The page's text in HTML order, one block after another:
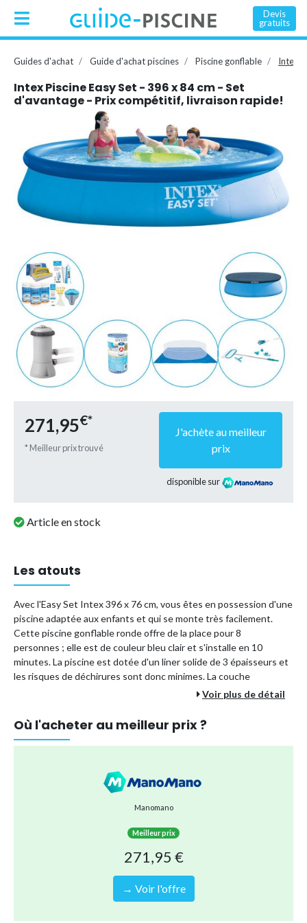
Devis
gratuits
Guides d'achat Guide d'achat piscines Piscine gonflable Intex
Intex Piscine Easy Set - 396 x 84 cm - Set
d'avantage - Prix compétitif, livraison rapide!
271,95€*
* Meilleur prix trouvé
J'achète au meilleur
prix
disponible sur
Article en stock
Les atouts
Avec l'Easy Set Intex 396 x 76 cm, vous êtes en possession d'une
piscine adaptée aux enfants et qui se monte très facilement.
Cette piscine gonflable ronde offre de la place pour 8
personnes ; elle est de couleur bleu clair et s'installe en 10
minutes. La piscine est dotée d'un liner solide de 3 épaisseurs et
les risques de déchirures sont donc minimes. La couche
intérieure est en polyester, et donc adaptée aux enfants.
besoin pour un entretien optimal de votre piscine.
Caractéristiques piscine :
396 x 76 cm
8 personnes
✔ Prête en 10 minutes
✔ Adaptée aux enfants et matériaux solides
Voir plus de détail
Où l'acheter au meilleur prix ?
Manomano
Meilleur prix
271,95 €
→ Voir l'offre